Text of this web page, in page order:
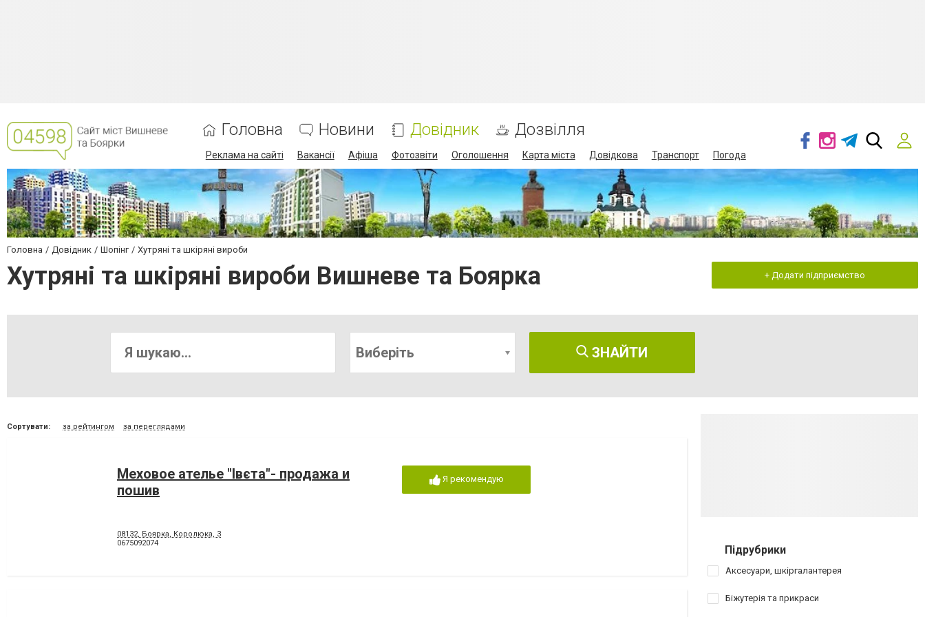
Головна Новини Довідник Дозвілля
Реклама на сайті Вакансії Афіша Фотозвіти Оголошення Карта міста Довідкова Транспорт Погода
Головна Довідник Шопінг Хутряні та шкіряні вироби
Хутряні та шкіряні вироби Вишневе та Боярка + Додати підприємство
Виберіть ЗНАЙТИ
Сортувати: за рейтингом за переглядами
Меховое ателье "Івєта"- продажа и
пошив
08132, Боярка, Королюка, 3
0675092074
Я рекомендую
Підрубрики
Аксесуари, шкіргалантерея
Біжутерія та прикраси